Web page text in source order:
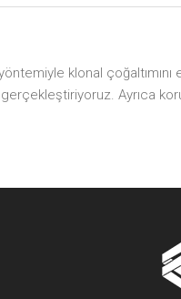
klonal çoğaltımını
Ayrıca